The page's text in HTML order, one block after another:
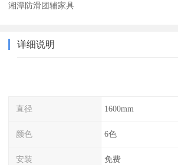
湘潭防滑团辅家具
详细说明
直径 1600mm
颜色 6色
安装 免费